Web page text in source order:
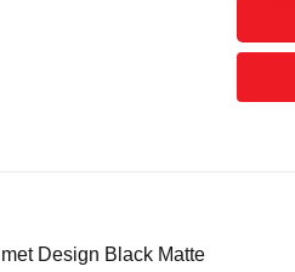
Design Black Matte